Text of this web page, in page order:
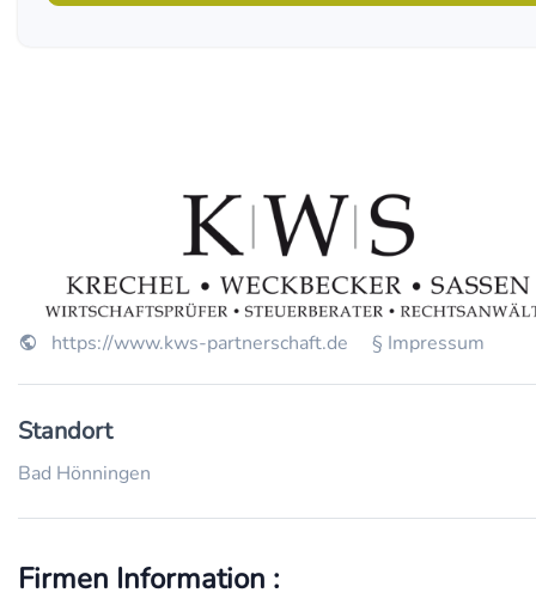
https://www.kws-partnerschaft.de § Impressum
Standort
Bad Hönningen
Firmen Information :